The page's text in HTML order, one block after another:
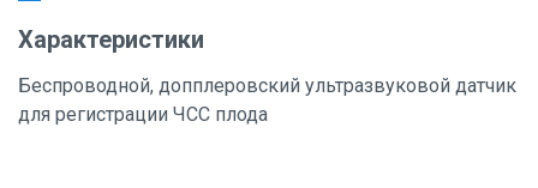
Характеристики
Беспроводной, допплеровский ультразвуковой датчик
для регистрации ЧСС плода